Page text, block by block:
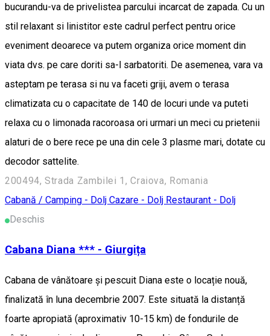
bucurandu-va de privelistea parcului incarcat de zapada. Cu un
stil relaxant si linistitor este cadrul perfect pentru orice
eveniment deoarece va putem organiza orice moment din
viata dvs. pe care doriti sa-l sarbatoriti. De asemenea, vara va
asteptam pe terasa si nu va faceti griji, avem o terasa
climatizata cu o capacitate de 140 de locuri unde va puteti
relaxa cu o limonada racoroasa ori urmari un meci cu prietenii
alaturi de o bere rece pe una din cele 3 plasme mari, dotate cu
decodor sattelite.
200494, Strada Zambilei 1, Craiova, Romania
Cabană / Camping - Dolj Cazare - Dolj Restaurant - Dolj
Deschis
Cabana Diana *** - Giurgița
Cabana de vânătoare și pescuit Diana este o locație nouă,
finalizată în luna decembrie 2007. Este situată la distanță
foarte apropiată (aproximativ 10-15 km) de fondurile de